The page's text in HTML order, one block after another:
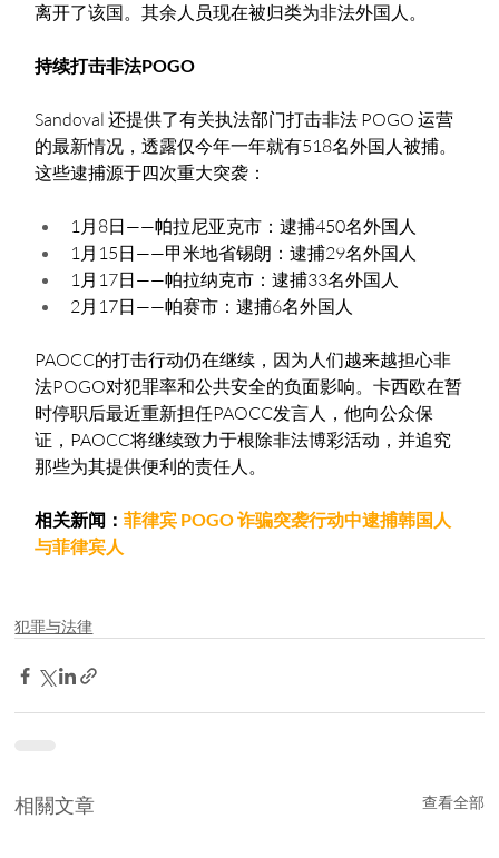
离开了该国。其余人员现在被归类为非法外国人。
持续打击非法POGO
Sandoval 还提供了有关执法部门打击非法 POGO 运营
的最新情况，透露仅今年一年就有518名外国人被捕。
这些逮捕源于四次重大突袭：
1月8日——帕拉尼亚克市：逮捕450名外国人
1月15日——甲米地省锡朗：逮捕29名外国人
1月17日——帕拉纳克市：逮捕33名外国人
2月17日——帕赛市：逮捕6名外国人
PAOCC的打击行动仍在继续，因为人们越来越担心非
法POGO对犯罪率和公共安全的负面影响。卡西欧在暂
时停职后最近重新担任PAOCC发言人，他向公众保
证，PAOCC将继续致力于根除非法博彩活动，并追究
那些为其提供便利的责任人。
相关新闻：菲律宾 POGO 诈骗突袭行动中逮捕韩国人
与菲律宾人
犯罪与法律
相關文章 查看全部